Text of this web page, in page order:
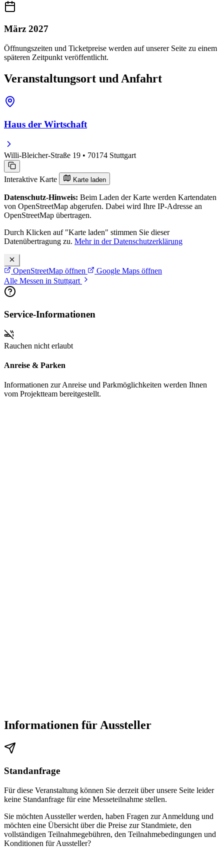
März 2027
Öffnungszeiten und Ticketpreise werden auf unserer Seite zu einem
späteren Zeitpunkt veröffentlicht.
Veranstaltungsort und Anfahrt
Haus der Wirtschaft
Willi-Bleicher-Straße 19 • 70174 Stuttgart
Interaktive Karte Karte laden
Datenschutz-Hinweis: Beim Laden der Karte werden Kartendaten
von OpenStreetMap abgerufen. Dabei wird Ihre IP-Adresse an
OpenStreetMap übertragen.
Durch Klicken auf "Karte laden" stimmen Sie dieser
Datenübertragung zu. Mehr in der Datenschutzerklärung
OpenStreetMap öffnen
Google Maps öffnen
Alle Messen in Stuttgart
Service-Informationen
Rauchen nicht erlaubt
Anreise & Parken
Informationen zur Anreise und Parkmöglichkeiten werden Ihnen
vom Projektteam bereitgestellt.
Informationen für Aussteller
Standanfrage
Für diese Veranstaltung können Sie derzeit über unsere Seite leider
keine Standanfrage für eine Messeteilnahme stellen.
Sie möchten Aussteller werden, haben Fragen zur Anmeldung und
möchten eine Übersicht über die Preise zur Standmiete, den
vollständigen Teilnahmegebühren, den Teilnahmebedingungen und
Konditionen für Aussteller?